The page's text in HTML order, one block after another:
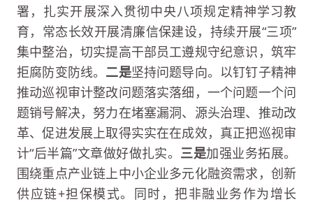
署，扎实开展深入贯彻中央八项规定精神学习教
育，常态长效开展清廉信保建设，持续开展“三项”
集中整治，切实提高干部员工遵规守纪意识，筑牢
拒腐防变防线。 二是坚持问题导向。以钉钉子精神
推动巡视审计整改问题落实落细，一个问题一个问
题销号解决，努力在堵塞漏洞、源头治理、推动改
革、促进发展上取得实实在在成效，真正把巡视审
计“后半篇”文章做好做扎实。 三是加强业务拓展。
围绕重点产业链上中小企业多元化融资需求，创新
供应链+担保模式。同时，把非融业务作为增长